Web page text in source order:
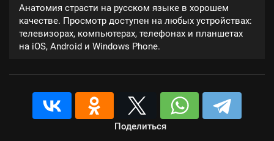
Анатомия страсти на русском языке в хорошем
качестве. Просмотр доступен на любых устройствах:
телевизорах, компьютерах, телефонах и планшетах
на iOS, Android и Windows Phone.
Поделиться